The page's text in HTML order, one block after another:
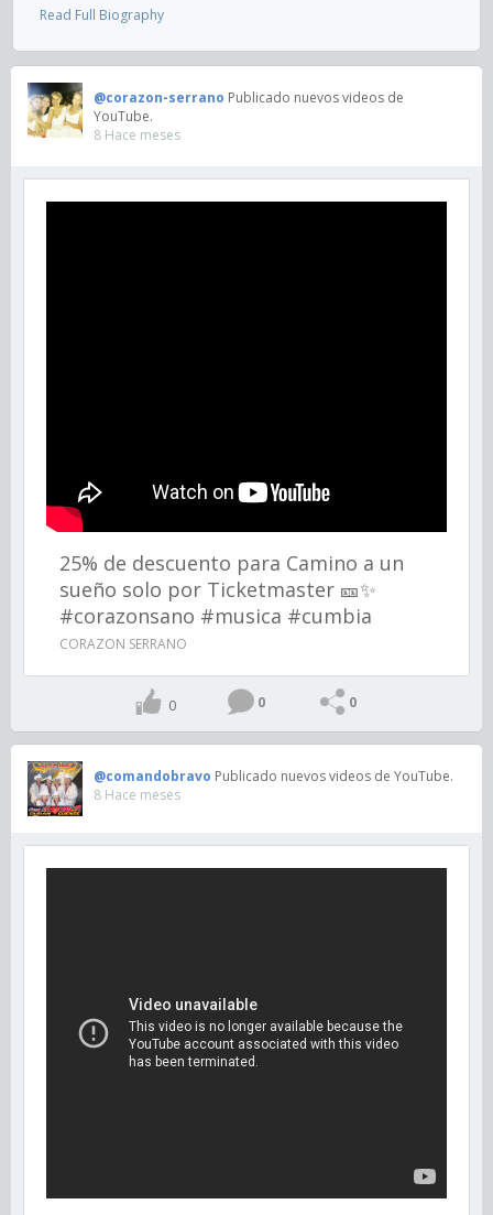
Read Full Biography
@corazon-serrano Publicado nuevos videos de
YouTube.
8 Hace meses
25% de descuento para Camino a un
sueño solo por Ticketmaster 🎫✨
#corazonsano #musica #cumbia
CORAZON SERRANO
0 0 0
@comandobravo Publicado nuevos videos de YouTube.
8 Hace meses